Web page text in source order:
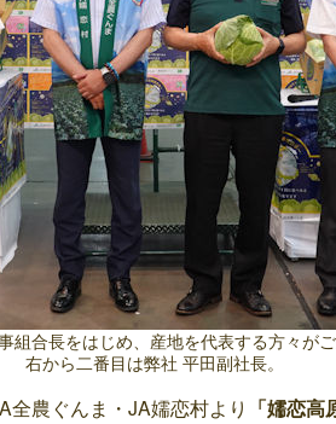
組合長をはじめ、産地を代表する方々がご
右から二番目は弊社 平田副社長。
農ぐんま・JA嬬恋村より 「嬬恋高